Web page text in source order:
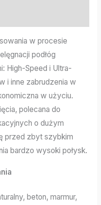
w procesie
podłóg
High-Speed i Ultra-
i inne zabrudzenia w
w użyciu.
polecana do
o dużym
przed zbyt szybkim
bardzo wysoki połysk.
beton, marmur,